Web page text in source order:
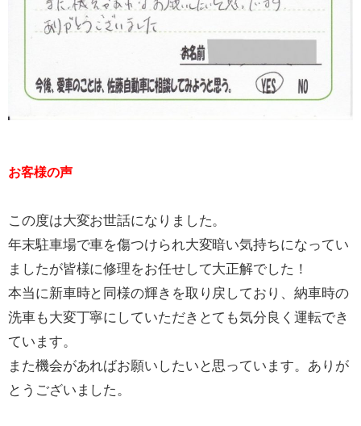
お客様の声
この度は大変お世話になりました。
年末駐車場で車を傷つけられ大変暗い気持ちになってい
ましたが皆様に修理をお任せして大正解でした！
本当に新車時と同様の輝きを取り戻しており、納車時の
洗車も大変丁寧にしていただきとても気分良く運転でき
ています。
また機会があればお願いしたいと思っています。ありが
とうございました。